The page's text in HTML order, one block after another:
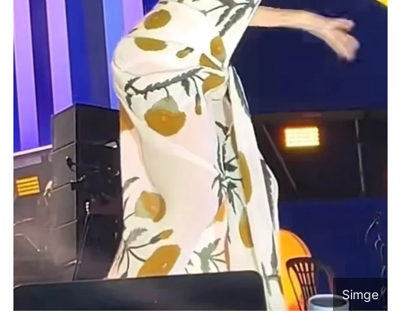
Simge